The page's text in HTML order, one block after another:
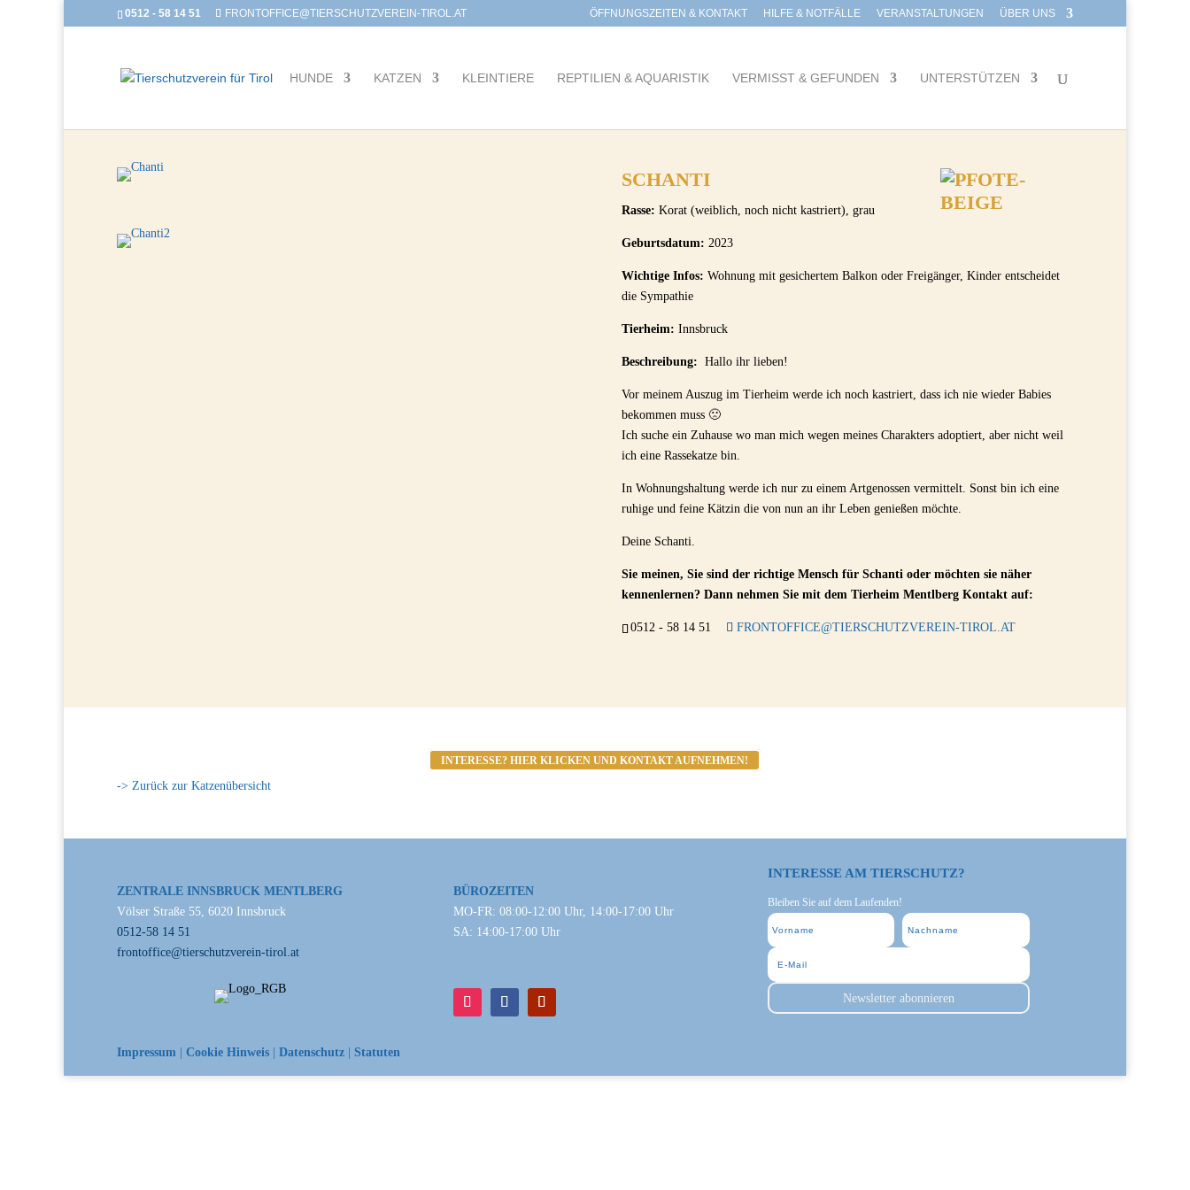
0512 - 58 14 51 FRONTOFFICE@TIERSCHUTZVEREIN-TIROL.AT ÖFFNUNGSZEITEN & KONTAKT HILFE & NOTFÄLLE VERANSTALTUNGEN ÜBER UNS
HUNDE KATZEN KLEINTIERE REPTILIEN & AQUARISTIK VERMISST & GEFUNDEN UNTERSTÜTZEN
SCHANTI
Rasse: Korat (weiblich, noch nicht kastriert), grau
Geburtsdatum: 2023
Wichtige Infos: Wohnung mit gesichertem Balkon oder Freigänger, Kinder entscheidet
die Sympathie
Tierheim: Innsbruck
Beschreibung: Hallo ihr lieben!
Vor meinem Auszug im Tierheim werde ich noch kastriert, dass ich nie wieder Babies
bekommen muss 🙁
Ich suche ein Zuhause wo man mich wegen meines Charakters adoptiert, aber nicht weil
ich eine Rassekatze bin.
In Wohnungshaltung werde ich nur zu einem Artgenossen vermittelt. Sonst bin ich eine
ruhige und feine Kätzin die von nun an ihr Leben genießen möchte.
Deine Schanti.
Sie meinen, Sie sind der richtige Mensch für Schanti oder möchten sie näher
kennenlernen? Dann nehmen Sie mit dem Tierheim Mentlberg Kontakt auf:
0512 - 58 14 51 FRONTOFFICE@TIERSCHUTZVEREIN-TIROL.AT
-> Zurück zur Katzenübersicht
INTERESSE? HIER KLICKEN UND KONTAKT AUFNEHMEN!
ZENTRALE INNSBRUCK MENTLBERG
Völser Straße 55, 6020 Innsbruck
0512-58 14 51
frontoffice@tierschutzverein-tirol.at
BÜROZEITEN
MO-FR: 08:00-12:00 Uhr, 14:00-17:00 Uhr
SA: 14:00-17:00 Uhr
INTERESSE AM TIERSCHUTZ?
Bleiben Sie auf dem Laufenden!
Newsletter abonnieren
Impressum Cookie Hinweis Datenschutz Statuten